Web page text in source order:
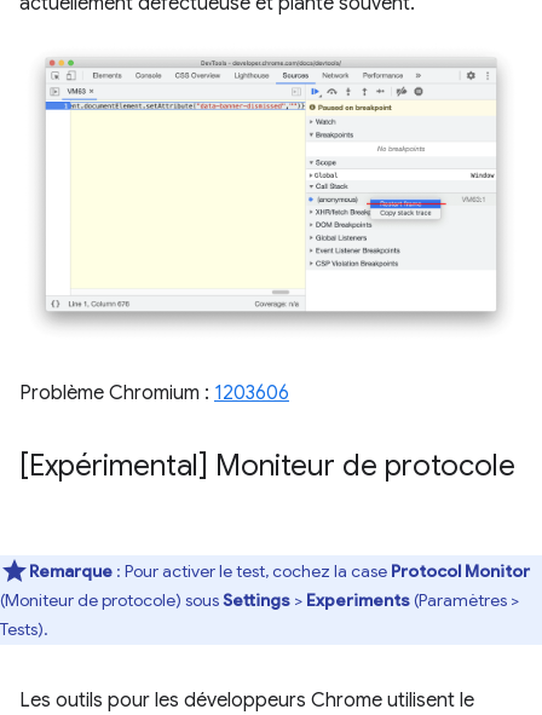
Problème Chromium : 1203606
[Expérimental] Moniteur de protocole
Remarque : Pour activer le test, cochez la case Protocol Monitor
(Moniteur de protocole) sousSettings > Experiments(Paramètres >
Tests).
Les outils pour les développeurs Chrome utilisent le